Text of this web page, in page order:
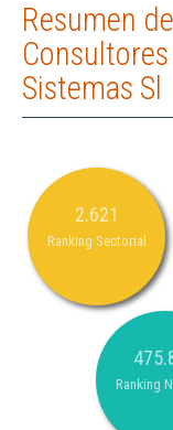
Resumen
Sistemas Sl
2.621
Ranking Sectorial
Ranking